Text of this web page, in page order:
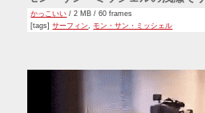
かっこいい / 2 MB / 60 frames
[tags]サーフィン ,モン・サン・ミッシェル